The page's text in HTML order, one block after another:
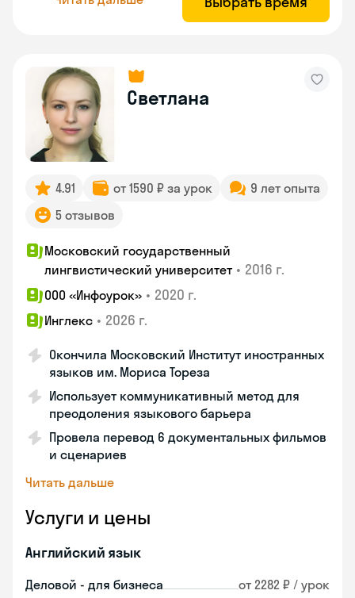
Светлана
4.91 от 1590 ₽ за урок
9 лет опыта
5 отзывов
Московский государственный
лингвистический университет • 2016 г.
ООО «Инфоурок» • 2020 г.
Инглекс • 2026 г.
Окончила Московский Институт иностранных
языков им. Мориса Тореза
Использует коммуникативный метод для
преодоления языкового барьера
Провела перевод 6 документальных фильмов
и сценариев
Читать дальше
Услуги и цены
Английский язык
Деловой - для бизнеса от 2282 ₽ / урок